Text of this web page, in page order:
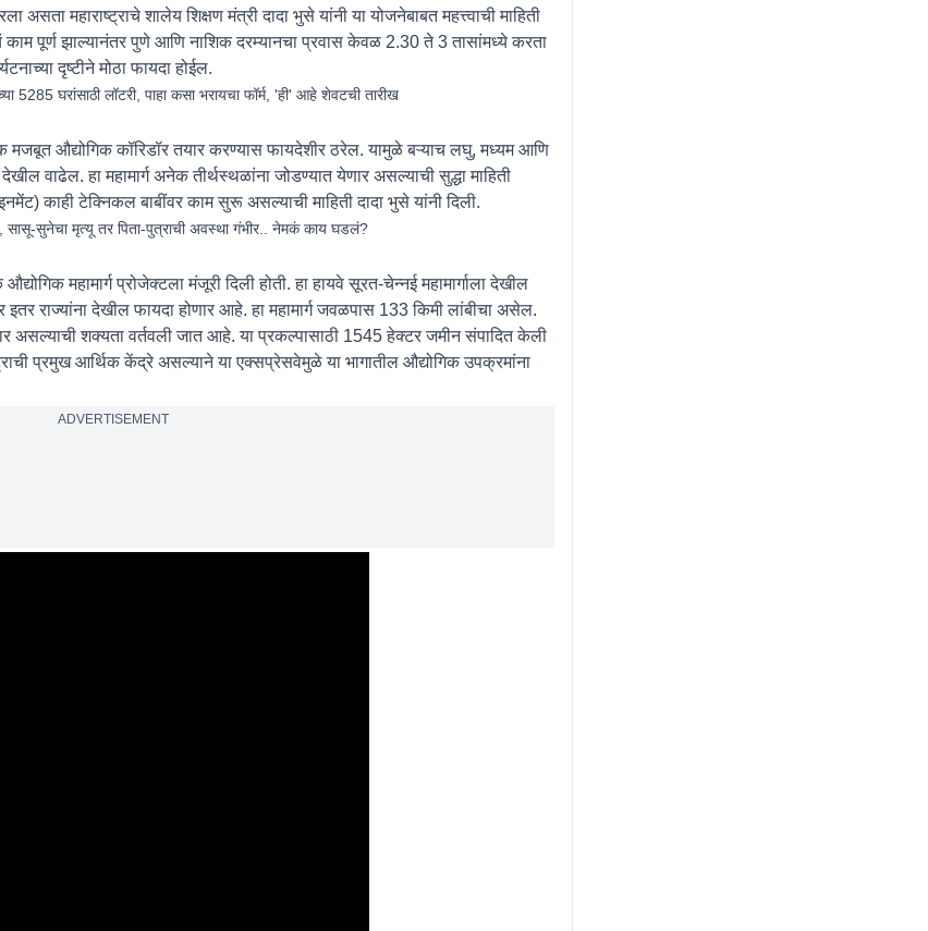
असता महाराष्ट्राचे शालेय शिक्षण मंत्री दादा भुसे यांनी या योजनेबाबत महत्त्वाची माहिती
काम पूर्ण झाल्यानंतर पुणे आणि नाशिक दरम्यानचा प्रवास केवळ 2.30 ते 3 तासांमध्ये करता
दृष्टीने मोठा फायदा होईल.
घरांसाठी लॉटरी, पाहा कसा भरायचा फॉर्म, 'ही' आहे शेवटची तारीख
मजबूत औद्योगिक कॉरिडॉर तयार करण्यास फायदेशीर ठरेल. यामुळे बऱ्याच लघु, मध्यम आणि
वाढेल. हा महामार्ग अनेक तीर्थस्थळांना जोडण्यात येणार असल्याची सुद्धा माहिती
काही टेक्निकल बाबींवर काम सुरू असल्याची माहिती दादा भुसे यांनी दिली.
सासू-सुनेचा मृत्यू तर पिता-पुत्राची अवस्था गंभीर.. नेमकं काय घडलं?
महामार्ग प्रोजेक्टला मंजूरी दिली होती. हा हायवे सूरत-चेन्नई महामार्गाला देखील
राज्यांना देखील फायदा होणार आहे. हा महामार्ग जवळपास 133 किमी लांबीचा असेल.
असल्याची शक्यता वर्तवली जात आहे. या प्रकल्पासाठी 1545 हेक्टर जमीन संपादित केली
प्रमुख आर्थिक केंद्रे असल्याने या एक्सप्रेसवेमुळे या भागातील औद्योगिक उपक्रमांना
ADVERTISEMENT